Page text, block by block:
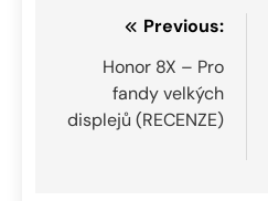
Navigace
příspěvek
Previous:
Honor 8X – Pro
fandy velkých
displejů (RECENZE)